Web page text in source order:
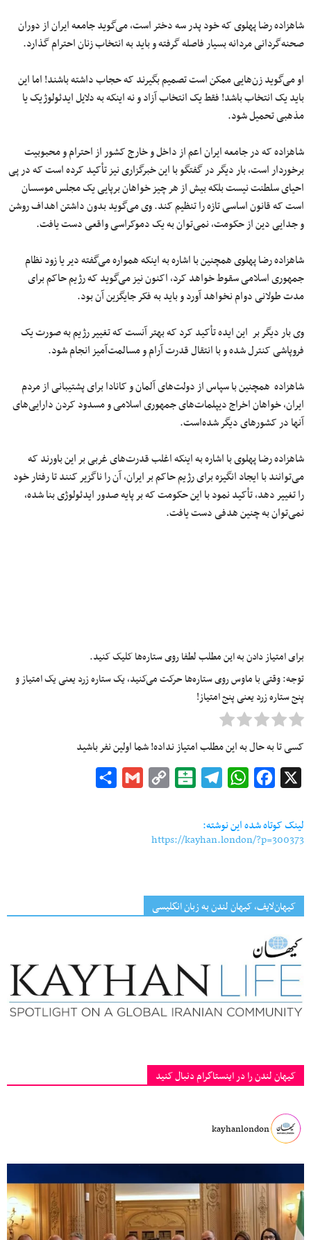
شاهزاده رضا پهلوی که خود پدر سه دختر است، می‌گوید جامعه ایران از دوران
صحنه‌گردانی مردانه بسیار فاصله‌ گرفته و باید به انتخاب زنان احترام گذارد.
او می‌گوید زن‌هایی ممکن است تصمیم بگیرند که حجاب داشته باشند! اما این
باید یک انتخاب باشد! فقط یک انتخاب آزاد و نه اینکه به‌ دلایل ایدئولوژیک یا
مذهبی تحمیل شود.
شاهزاده که در جامعه ایران اعم از داخل و خارج کشور از احترام و محبوبیت
برخوردار است، بار دیگر در گفتگو با این خبرگزاری نیز تأکید کرده است که در پی
احیای سلطنت نیست بلکه بیش از هر چیز خواهان برپایی یک مجلس موسسان
است که قانون اساسی تازه را تنظیم کند. وی می‌گوید بدون داشتن اهداف روشن
و جدایی دین از حکومت، نمی‌توان به یک دموکراسی واقعی دست‌ یافت.
شاهزاده رضا پهلوی همچنین با اشاره به اینکه همواره می‌گفته دیر یا زود نظام
جمهوری اسلامی سقوط خواهد کرد، اکنون نیز می‌گوید که رژیم حاکم برای
مدت طولانی دوام نخواهد آورد و باید به فکر جایگزین آن بود.
وى بار دیگر بر این ایده تأکید کرد که بهتر آنست که تغییر رژیم به‌ صورت یک
فروپاشی کنترل‌ شده و با انتقال‌ قدرت آرام و مسالمت‌‌آمیز انجام شود.
شاهزاده همچنین با سپاس از دولت‌های آلمان و کانادا برای پشتیبانی از مردم
ایران، خواهان اخراج دیپلمات‌های جمهوری اسلامی و مسدود کردن دارایی‌های
آنها در کشورهای دیگر شده‌است.
شاهزاده رضا پهلوی با اشاره به اینکه اغلب قدرت‌های غربی بر این باورند که
می‌توانند با ایجاد انگیزه برای رژیم حاکم بر ایران، آن را ناگزیر کنند تا رفتار خود
را تغییر دهد، تأکید نمود با این حکومت که بر پایه صدور ایدئولوژی بنا شده،
نمی‌توان به چنین هدفی دست یافت.
برای امتیاز دادن به این مطلب لطفا روی ستاره‌ها کلیک کنید.
توجه: وقتی با ماوس روی ستاره‌ها حرکت می‌کنید، یک ستاره زرد یعنی یک امتیاز و
پنج ستاره زرد یعنی پنج امتیاز!
کسی تا به حال به این مطلب امتیاز نداده! شما اولین نفر باشید
Facebook
WhatsApp
Telegram
Balatarin
Copy
Gmail
لینک کوتاه شده این نوشته:
https://kayhan.london/?p=300373
کیهان‌لایف، کیهان لندن به زبان انگلیسی
کیهان لندن را در اینستاگرام دنبال کنید
kayhanlondon